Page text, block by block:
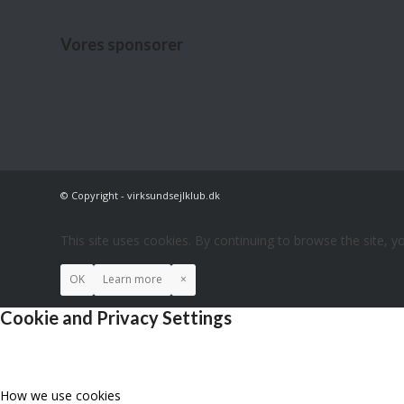
Vores sponsorer
© Copyright - virksundsejlklub.dk
This site uses cookies. By continuing to browse the site,
OK Learn more ×
Cookie and Privacy Settings
How we use cookies